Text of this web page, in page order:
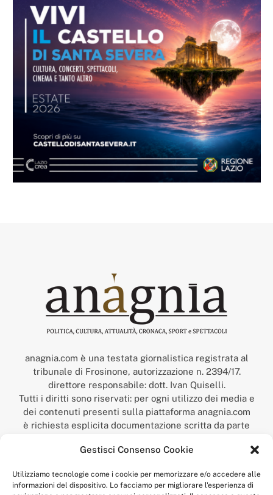
Gestisci Consenso Cookie
Utilizziamo tecnologie come i cookie per memorizzare e/o accedere alle
informazioni del dispositivo. Lo facciamo per migliorare l'esperienza di
anagnia.com è una testata giornalistica registrata al
tribunale di Frosinone, autorizzazione n. 2394/17.
direttore responsabile: dott. Ivan Quiselli.
Tutti i diritti sono riservati: per ogni utilizzo dei media e
dei contenuti presenti sulla piattaforma anagnia.com
è richiesta esplicita documentazione scritta da parte
“Anagnia” è un marchio registrato presso l’Ufficio Italiano
Economico,
num. registrazione: 302017000014044 del 9 febbraio 2017.